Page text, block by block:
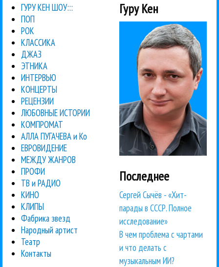
ГУРУ КЕН ШОУ:::
ПОП
РОК
КЛАССИКА
ДЖАЗ
ЭТНИКА
ИНТЕРВЬЮ
КОНЦЕРТЫ
РЕЦЕНЗИИ
ЛЮБОВНЫЕ ИСТОРИИ
КОМПРОМАТ
АЛЛА ПУГАЧЕВА и Ко
ЕВРОВИДЕНИЕ
МЕЖДУ ЖАНРОВ
ПРОФИ
ТВ и РАДИО
КИНО
КЛИПЫ
Фабрика звезд
Народный артист
Театр
Контакты
Гуру Кен
Последнее
Сергей Сычёв - «Хит-
парады в СССР. Полное
исследование»
В чем проблема с чартами
и что делать с
музыкальным ИИ?